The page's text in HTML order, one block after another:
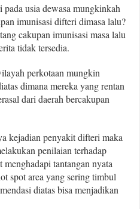
usia dewasa mungkinkah
imunisasi difteri dimasa lalu?
cakupan imunisasi masa lalu
tidak tersedia.
perkotaan mungkin
dimana mereka yang rentan
dari daerah bercakupan
kejadian penyakit difteri maka
penilaian terhadap
tantangan nyata
spot area yang sering timbul
diatas bisa menjadikan